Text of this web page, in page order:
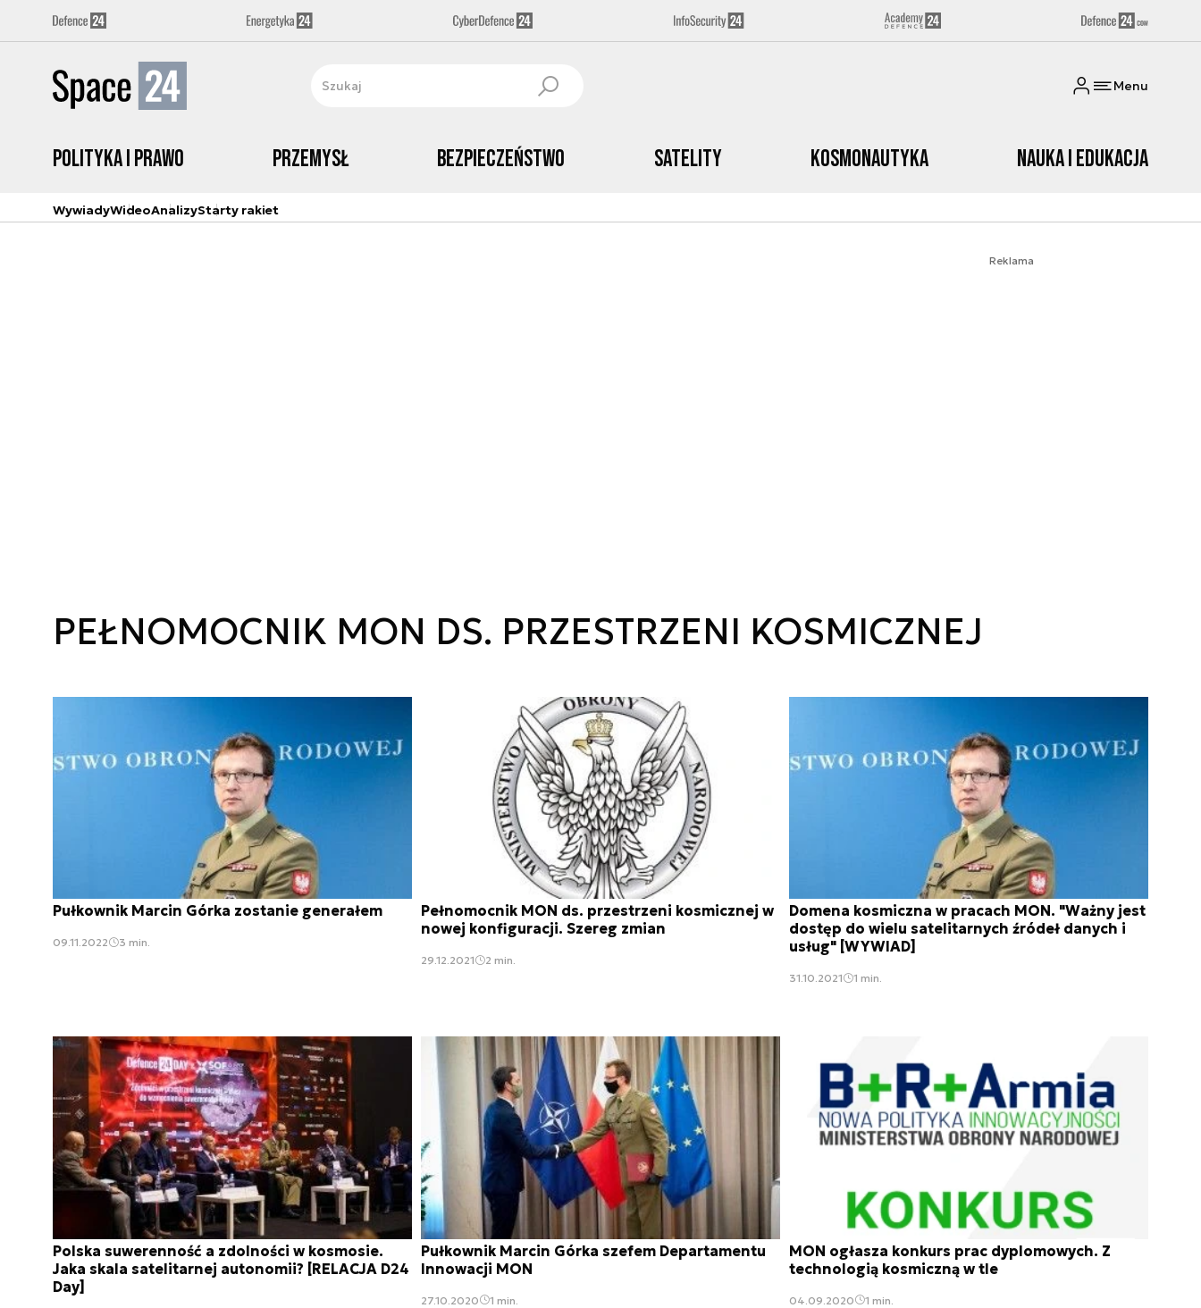
Menu
Polityka i prawo Przemysł Bezpieczeństwo Satelity Kosmonautyka Nauka i edukacja
WywiadyWideoAnalizyStarty rakiet
Reklama
PEŁNOMOCNIK MON DS. PRZESTRZENI KOSMICZNEJ
Pułkownik Marcin Górka zostanie generałem
09.11.2022 3 min.
Pełnomocnik MON ds. przestrzeni kosmicznej w
nowej konfiguracji. Szereg zmian
29.12.2021 2 min.
Domena kosmiczna w pracach MON. "Ważny jest
dostęp do wielu satelitarnych źródeł danych i
usług" [WYWIAD]
31.10.2021 1 min.
Polska suwerenność a zdolności w kosmosie.
Jaka skala satelitarnej autonomii? [RELACJA D24
Day]
Pułkownik Marcin Górka szefem Departamentu
Innowacji MON
27.10.2020 1 min.
MON ogłasza konkurs prac dyplomowych. Z
technologią kosmiczną w tle
04.09.2020 1 min.